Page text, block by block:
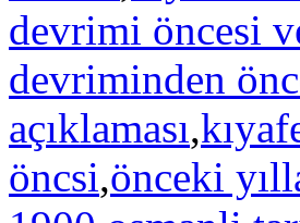
devrimi öncesi
devriminden
açıklaması,
öncsi,önceki